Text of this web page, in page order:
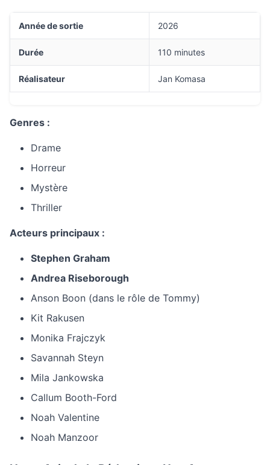
Année de sortie 2026
Durée 110 minutes
Réalisateur Jan Komasa
Genres :
Drame
Horreur
Mystère
Thriller
Acteurs principaux :
Stephen Graham
Andrea Riseborough
Anson Boon (dans le rôle de Tommy)
Kit Rakusen
Monika Frajczyk
Savannah Steyn
Mila Jankowska
Callum Booth-Ford
Noah Valentine
Noah Manzoor